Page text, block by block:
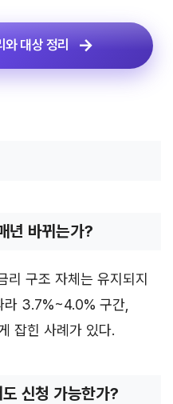
대상 정리
년 바뀌는가?
리 구조 자체는 유지되지
라 3.7%~4.0% 구간,
잡힌 사례가 있다.
신청 가능한가?